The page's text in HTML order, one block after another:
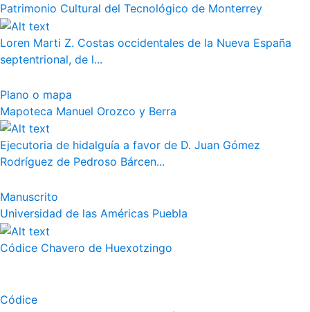
Patrimonio Cultural del Tecnológico de Monterrey
Loren Marti Z. Costas occidentales de la Nueva España
septentrional, de l...
Plano o mapa
Mapoteca Manuel Orozco y Berra
Ejecutoria de hidalguía a favor de D. Juan Gómez
Rodríguez de Pedroso Bárcen...
Manuscrito
Universidad de las Américas Puebla
Códice Chavero de Huexotzingo
Códice